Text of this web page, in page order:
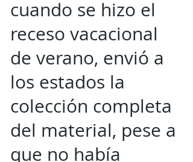
cuando se hizo el
receso vacacional
de verano, envió a
los estados la
colección completa
del material, pese a
que no había